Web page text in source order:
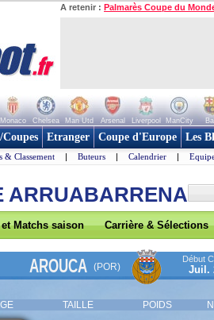
A retenir : Palmarès Coupe du
Monaco Chelsea Man Utd Arsenal Liverpool ManCity
Etranger Coupe d'Europe Les
& Classement | Buteurs | Calendrier |
ARRUABARRENA
Matchs saison Carrière & Sélections
AROUCA (POR)
Début
Juil.
TAILLE POIDS